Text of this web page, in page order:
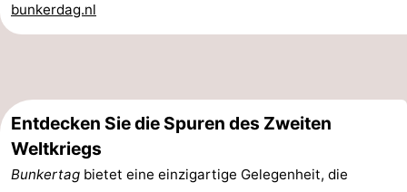
Indoor-
-
Zentren
Dörfer
Städte
Natur
Führungen
bunkerdag.nl
Entdecken Sie die Spuren des Zweiten
Weltkriegs
Bunkertag bietet eine einzigartige Gelegenheit, die